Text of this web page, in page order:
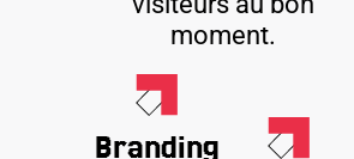
moment.
Branding